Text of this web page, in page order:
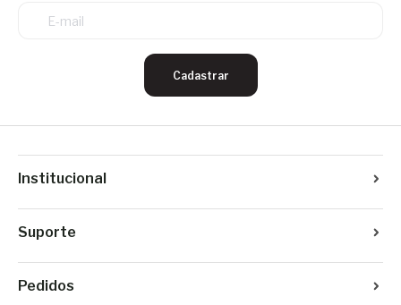
Cadastrar
Institucional
Suporte
Pedidos